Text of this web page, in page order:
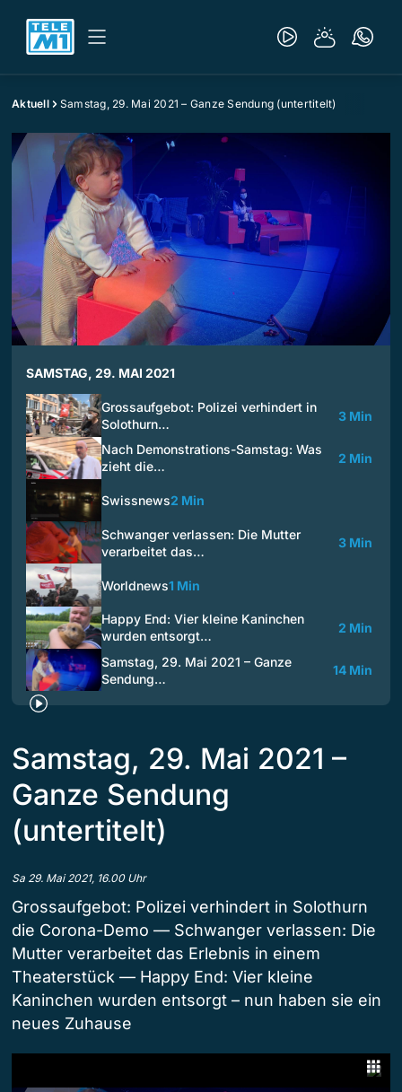
Aktuell Samstag, 29. Mai 2021 – Ganze Sendung (untertitelt)
SAMSTAG, 29. MAI 2021
Grossaufgebot: Polizei verhindert in
Solothurn…
3 Min
Nach Demonstrations-Samstag: Was
zieht die…
2 Min
Swissnews2 Min
Schwanger verlassen: Die Mutter
verarbeitet das…
3 Min
Worldnews1 Min
Happy End: Vier kleine Kaninchen
wurden entsorgt…
2 Min
Samstag, 29. Mai 2021 – Ganze
Sendung…
14 Min
Samstag, 29. Mai 2021 –
Ganze Sendung
(untertitelt)
Sa 29. Mai 2021, 16.00 Uhr
Grossaufgebot: Polizei verhindert in Solothurn
die Corona-Demo — Schwanger verlassen: Die
Mutter verarbeitet das Erlebnis in einem
Theaterstück — Happy End: Vier kleine
Kaninchen wurden entsorgt – nun haben sie ein
neues Zuhause